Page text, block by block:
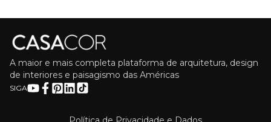
A maior e mais completa plataforma de arquitetura, design
de interiores e paisagismo das Américas
SIGA